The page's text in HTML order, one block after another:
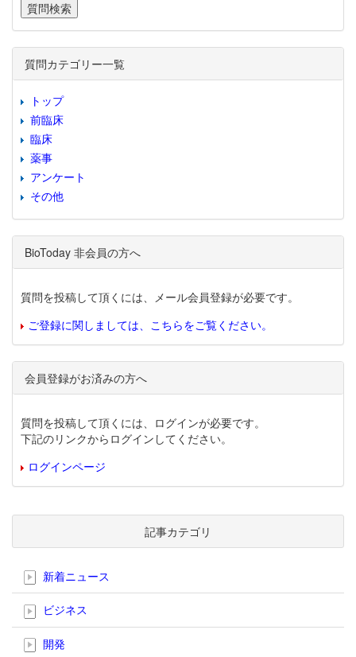
質問カテゴリー一覧
トップ
前臨床
臨床
薬事
アンケート
その他
BioToday 非会員の方へ
質問を投稿して頂くには、メール会員登録が必要です。
ご登録に関しましては、こちらをご覧ください。
会員登録がお済みの方へ
質問を投稿して頂くには、ログインが必要です。
下記のリンクからログインしてください。
ログインページ
記事カテゴリ
新着ニュース
ビジネス
開発